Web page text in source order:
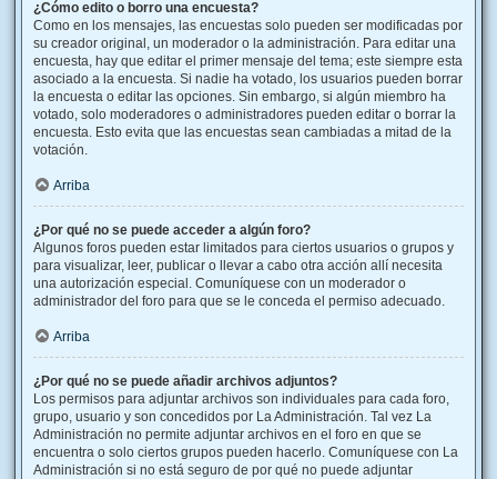
¿Cómo edito o borro una encuesta?
Como en los mensajes, las encuestas solo pueden ser modificadas por
su creador original, un moderador o la administración. Para editar una
encuesta, hay que editar el primer mensaje del tema; este siempre esta
asociado a la encuesta. Si nadie ha votado, los usuarios pueden borrar
la encuesta o editar las opciones. Sin embargo, si algún miembro ha
votado, solo moderadores o administradores pueden editar o borrar la
encuesta. Esto evita que las encuestas sean cambiadas a mitad de la
votación.
Arriba
¿Por qué no se puede acceder a algún foro?
Algunos foros pueden estar limitados para ciertos usuarios o grupos y
para visualizar, leer, publicar o llevar a cabo otra acción allí necesita
una autorización especial. Comuníquese con un moderador o
administrador del foro para que se le conceda el permiso adecuado.
Arriba
¿Por qué no se puede añadir archivos adjuntos?
Los permisos para adjuntar archivos son individuales para cada foro,
grupo, usuario y son concedidos por La Administración. Tal vez La
Administración no permite adjuntar archivos en el foro en que se
encuentra o solo ciertos grupos pueden hacerlo. Comuníquese con La
Administración si no está seguro de por qué no puede adjuntar